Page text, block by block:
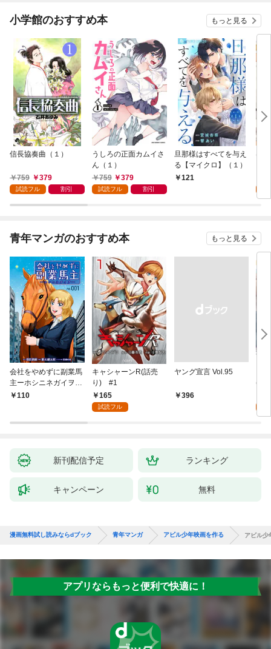
小学館のおすすめ本 もっと見る
信長協奏曲（１）
759 379
試読フル 割引
うしろの正面カムイさ
ん（１）
759
379
試読フル 割引
旦那様はすべてを与え
る【マイクロ】（１）
121
は
青年マンガのおすすめ本 もっと見る
会社をやめずに副業馬
主ーホシニネガイヲ
ー 1
110
キャシャーンR(話売
り) #1
165
試読フル
ヤング宣言 Vol.95
￥396
(話
新刊配信予定 ランキング
キャンペーン 無料
漫画無料試し読みならdブック 青年マンガ アビル少年映画を作る アビル少
アプリならもっと便利で快適に！